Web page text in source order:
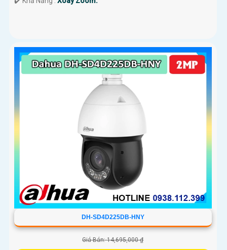
DH-SD4D225DB-HNY
Giá Bán: 14,695,000 ₫